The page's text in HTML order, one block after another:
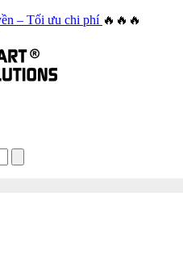
– Tối ưu chi phí 🔥🔥🔥